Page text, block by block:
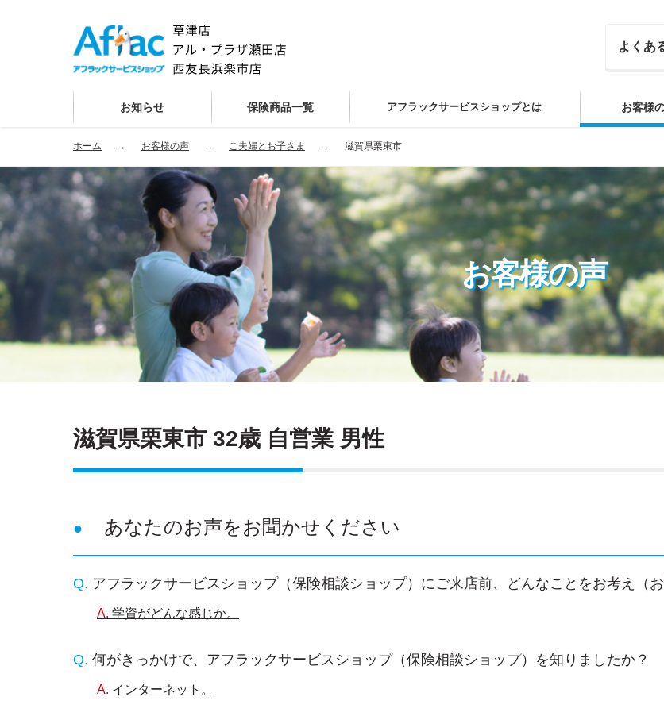
よくあ
お知らせ 保険商品一覧 アフラックサービスショップとは お客様
ホーム お客様の声 ご夫婦とお子さま 滋賀県栗東市
お客様の声
滋賀県栗東市 32歳 自営業 男性
あなたのお声をお聞かせください
アフラックサービスショップ（保険相談ショップ）にご来店前、どんなことをお考え（
学資がどんな感じか。
何がきっかけで、アフラックサービスショップ（保険相談ショップ）を知りましたか？
インターネット。